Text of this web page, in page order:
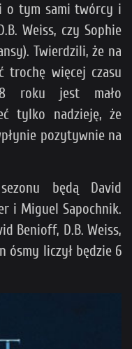
o tym sami twórcy i
Weiss, czy Sophie
Twierdzili, że na
trochę więcej czasu
roku jest mało
tylko nadzieję, że
pozytywnie na
będą David
i Miguel Sapochnik.
Benioff, D.B. Weiss,
ósmy liczył będzie 6